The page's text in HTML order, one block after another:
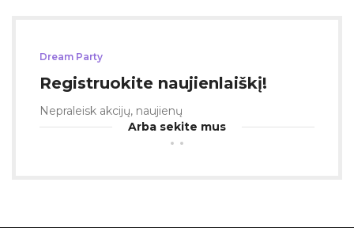
Dream Party
Registruokite naujienlaiškį!
Nepraleisk akcijų, naujienų
Arba sekite mus